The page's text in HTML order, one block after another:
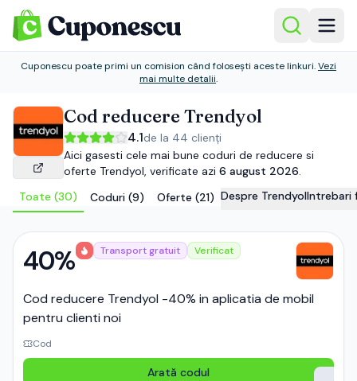
Cuponescu poate primi un comision când folosești aceste linkuri.Vezi
mai multe detalii.
Cod reducere Trendyol
4.1de la 44 clienți
Aici gasesti cele mai bune coduri de reducere si
oferte Trendyol, verificate azi 6 august 2026.
Toate (30) Coduri (9) Oferte (21) Despre TrendyolIntrebari
40% Transport gratuit Verificat
Cod reducere Trendyol -40% in aplicatia de mobil
pentru clienti noi
Cod
Arată codul